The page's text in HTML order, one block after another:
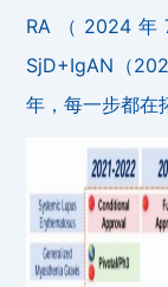
RA（2024
SjD+IgAN（
年，每一步都在